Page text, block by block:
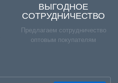
ВЫГОДНОЕ
СОТРУДНИЧЕСТВО
Предлагаем сотрудничество
оптовым покупателям